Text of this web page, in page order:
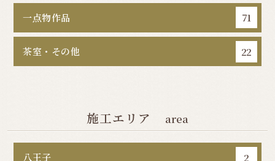
一点物作品 71
茶室・その他 22
施工エリア area
八王子 2